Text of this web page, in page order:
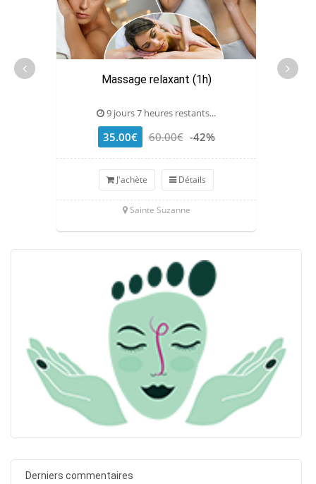
Massage relaxant (1h)
9 jours 7 heures restants...
35.00€ 60.00€ -42%
J'achète Détails
Sainte Suzanne
Derniers commentaires